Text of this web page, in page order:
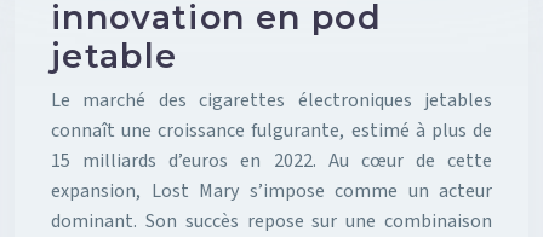
innovation en pod
jetable
Le marché des cigarettes électroniques jetables
connaît une croissance fulgurante, estimé à plus de
15 milliards d’euros en 2022. Au cœur de cette
expansion, Lost Mary s’impose comme un acteur
dominant. Son succès repose sur une combinaison